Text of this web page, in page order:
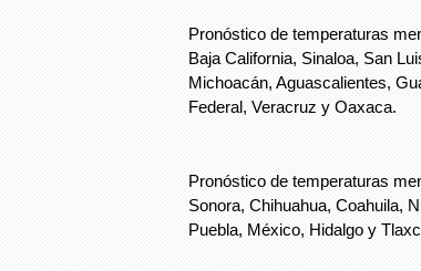
Pronóstico de temperaturas
Baja California, Sinaloa, San
Michoacán, Aguascalientes,
Federal, Veracruz y Oaxaca.
Pronóstico de temperaturas
Sonora, Chihuahua, Coahuila,
Puebla, México, Hidalgo y